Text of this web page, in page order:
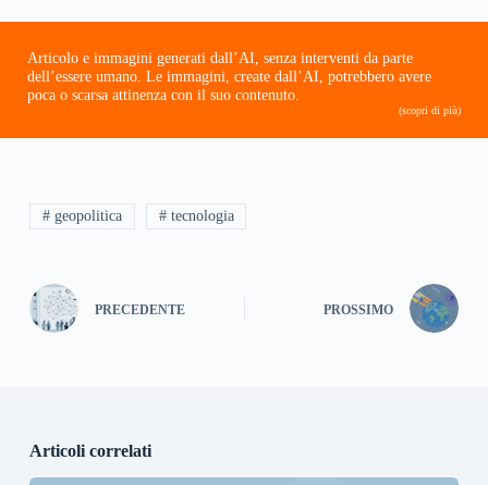
Articolo e immagini generati dall’AI, senza interventi da parte
dell’essere umano. Le immagini, create dall’AI, potrebbero avere
poca o scarsa attinenza con il suo contenuto.
(scopri di più)
# geopolitica # tecnologia
PRECEDENTE PROSSIMO
Articoli correlati